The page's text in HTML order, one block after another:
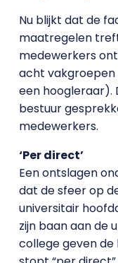
Nu blijkt dat de
maatregelen
medewerkers
acht
een hoogleraar).
bestuur
medewerkers.
‘Per direct’
Een ontslagen
dat de sfeer op
universitair
zijn baan aan de
college geven